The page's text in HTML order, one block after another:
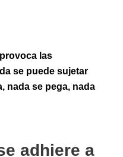
las
se puede sujetar
nada se pega, nada
adhiere a